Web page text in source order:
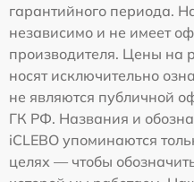
гарантийного периода.
независимо и не имеет
производителя. Цены на
носят исключительно
не являются публичной
ГК РФ. Названия и
iCLEBO упоминаются
целях — чтобы